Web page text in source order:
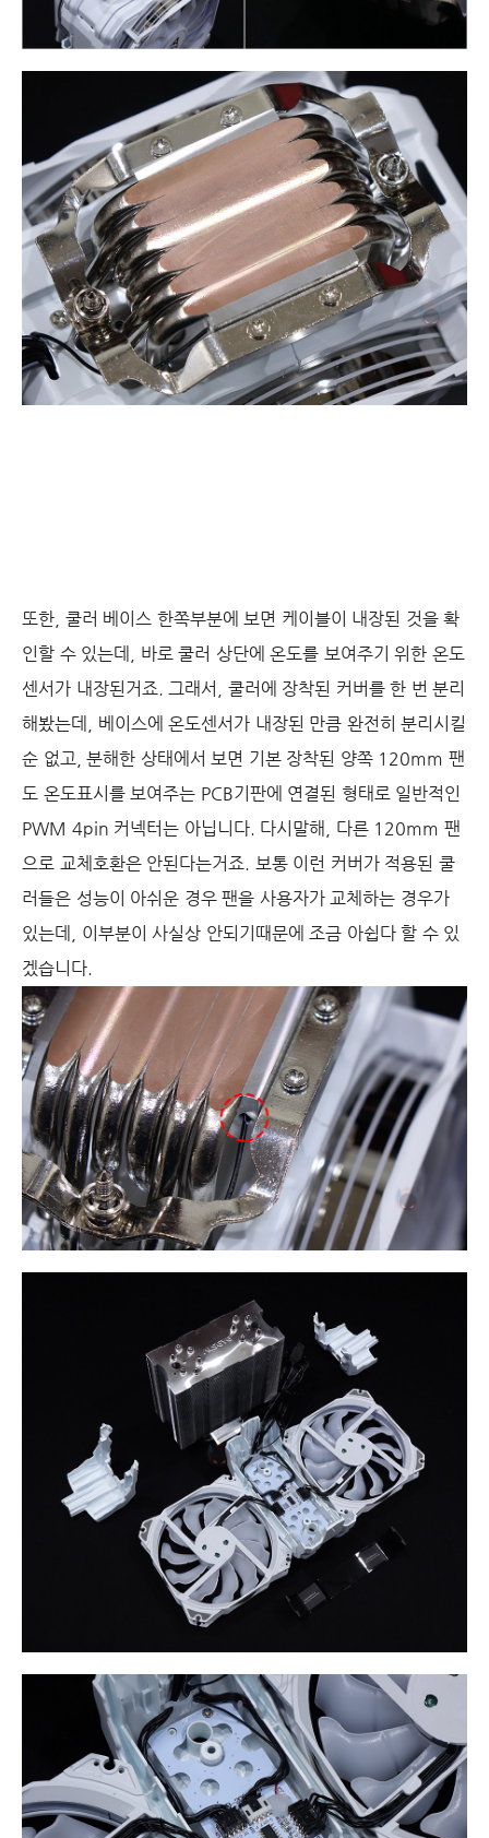
또한, 쿨러 베이스 한쪽부분에 보면 케이블이 내장된 것을 확
인할 수 있는데, 바로 쿨러 상단에 온도를 보여주기 위한 온도
센서가 내장된거죠. 그래서, 쿨러에 장착된 커버를 한 번 분리
해봤는데, 베이스에 온도센서가 내장된 만큼 완전히 분리시킬
순 없고, 분해한 상태에서 보면 기본 장착된 양쪽 120mm 팬
도 온도표시를 보여주는 PCB기판에 연결된 형태로 일반적인
PWM 4pin 커넥터는 아닙니다. 다시말해, 다른 120mm 팬
으로 교체호환은 안된다는거죠. 보통 이런 커버가 적용된 쿨
러들은 성능이 아쉬운 경우 팬을 사용자가 교체하는 경우가
있는데, 이부분이 사실상 안되기때문에 조금 아쉽다 할 수 있
겠습니다.